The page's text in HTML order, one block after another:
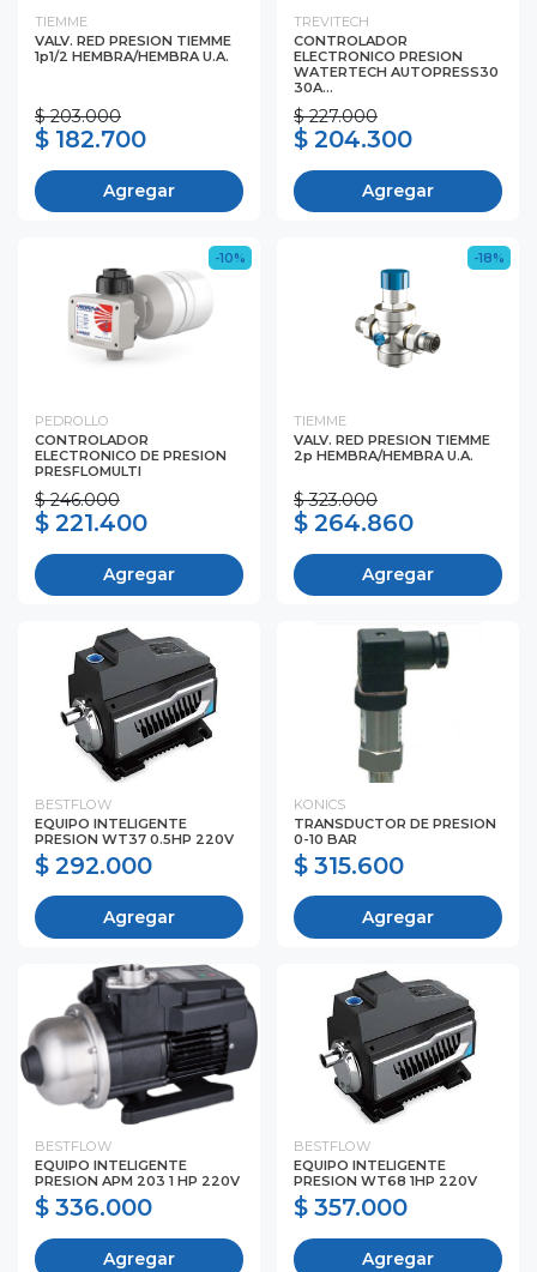
TIEMME
VALV. RED PRESION TIEMME
1p1/2 HEMBRA/HEMBRA U.A.
$ 203.000
$ 182.700
Agregar
TREVITECH
CONTROLADOR
ELECTRONICO PRESION
WATERTECH AUTOPRESS30
30A...
$ 227.000
$ 204.300
Agregar
-10%
PEDROLLO
CONTROLADOR
ELECTRONICO DE PRESION
PRESFLOMULTI
$ 246.000
$ 221.400
Agregar
-18%
TIEMME
VALV. RED PRESION TIEMME
2p HEMBRA/HEMBRA U.A.
$ 323.000
$ 264.860
Agregar
BESTFLOW
EQUIPO INTELIGENTE
PRESION WT37 0.5HP 220V
$ 292.000
Agregar
KONICS
TRANSDUCTOR DE PRESION
0-10 BAR
$ 315.600
Agregar
BESTFLOW
EQUIPO INTELIGENTE
PRESION APM 203 1 HP 220V
$ 336.000
Agregar
BESTFLOW
EQUIPO INTELIGENTE
PRESION WT68 1HP 220V
$ 357.000
Agregar